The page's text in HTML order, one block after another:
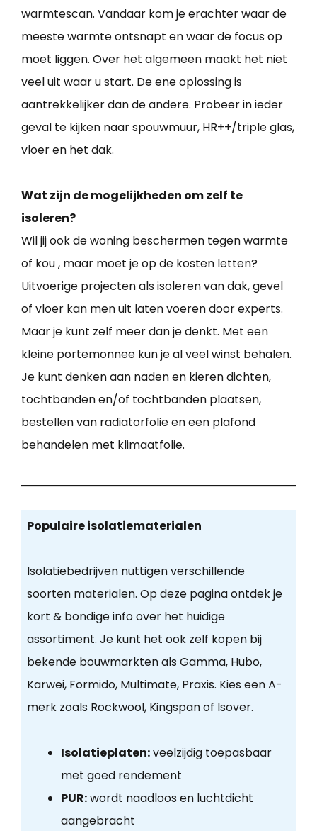
warmtescan. Vandaar kom je erachter waar de
meeste warmte ontsnapt en waar de focus op
moet liggen. Over het algemeen maakt het niet
veel uit waar u start. De ene oplossing is
aantrekkelijker dan de andere. Probeer in ieder
geval te kijken naar spouwmuur, HR++/triple glas,
vloer en het dak.
Wat zijn de mogelijkheden om zelf te
isoleren?
Wil jij ook de woning beschermen tegen warmte
of kou , maar moet je op de kosten letten?
Uitvoerige projecten als isoleren van dak, gevel
of vloer kan men uit laten voeren door experts.
Maar je kunt zelf meer dan je denkt. Met een
kleine portemonnee kun je al veel winst behalen.
Je kunt denken aan naden en kieren dichten,
tochtbanden en/of tochtbanden plaatsen,
bestellen van radiatorfolie en een plafond
behandelen met klimaatfolie.
Populaire isolatiematerialen
Isolatiebedrijven nuttigen verschillende
soorten materialen. Op deze pagina ontdek je
kort & bondige info over het huidige
assortiment. Je kunt het ook zelf kopen bij
bekende bouwmarkten als Gamma, Hubo,
Karwei, Formido, Multimate, Praxis. Kies een A-
merk zoals Rockwool, Kingspan of Isover.
Isolatieplaten:veelzijdig toepasbaar
met goed rendement
PUR:wordt naadloos en luchtdicht
aangebracht